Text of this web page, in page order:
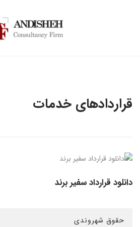
قراردادهای خدمات
دانلود قرارداد سفیر برند
حقوق شهروندی